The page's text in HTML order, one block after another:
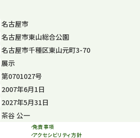
名古屋市
名古屋市東山総合公園
名古屋市千種区東山元町3-70
展示
第0701027号
2007年6月1日
2027年5月31日
茶谷 公一
免責事項
アクセシビリティ方針